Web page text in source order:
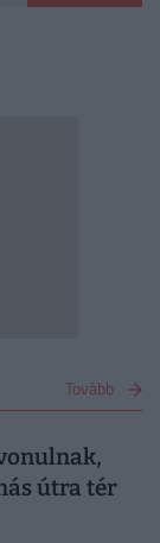
Tovább
útra tér